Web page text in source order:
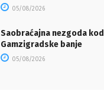
05/08/2026
Saobraćajna nezgoda kod
Gamzigradske banje
05/08/2026